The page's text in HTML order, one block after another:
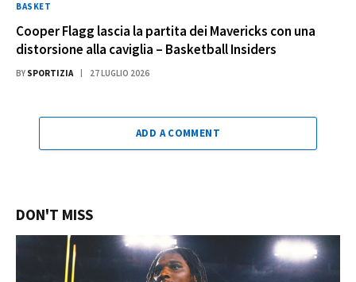
BASKET
Cooper Flagg lascia la partita dei Mavericks con una
distorsione alla caviglia – Basketball Insiders
BY SPORTIZIA 27 LUGLIO 2026
ADD A COMMENT
DON'T MISS